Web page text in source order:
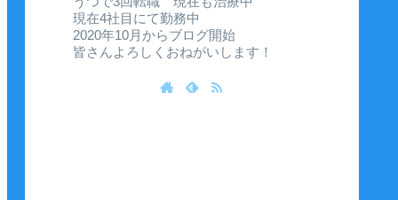
現在4社目にて勤務中
2020年10月からブログ開始
皆さんよろしくおねがいします！